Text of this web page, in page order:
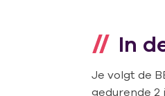
In
Je volgt de
gedurende 2